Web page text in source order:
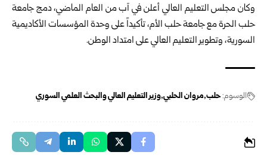
وكان مجلس التعليم العالي أعلن في آب من العام الماضي، دمج جامعة
حلب الحرة مع جامعة حلب الأم، تأكيداً على وحدة المؤسسات الأكاديمية
السورية، وتطوير التعليم العالي على امتداد الوطن.
الوسوم:حلب مروان الحلبي وزير التعليم العالي والبحث العلمي السوري